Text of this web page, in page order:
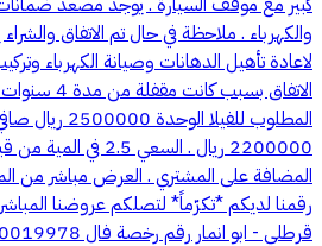
والكهرباء . ملاحظة في حال تم الاتفاق
لاعادة تأهيل الدهانات وصيانة الكهرباء
الاتفاق
المطلوب للفيلا
2200000 ريال . السعي
المضافة على المشتري . العرض مباشر من
رقمنا لديكم *تكرّماً* لتصلكم عروضنا